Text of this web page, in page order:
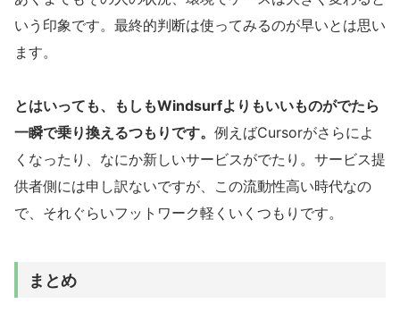
いう印象です。最終的判断は使ってみるのが早いとは思い
ます。
とはいっても、もしもWindsurfよりもいいものがでたら
一瞬で乗り換えるつもりです。 例えばCursorがさらによ
くなったり、なにか新しいサービスがでたり。サービス提
供者側には申し訳ないですが、この流動性高い時代なの
で、それぐらいフットワーク軽くいくつもりです。
まとめ